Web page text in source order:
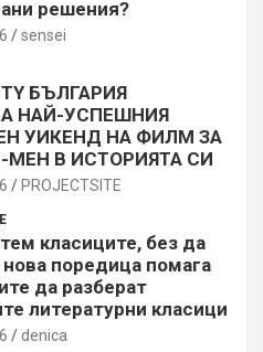
решения?
sensei
БЪЛГАРИЯ
НАЙ-УСПЕШНИЯ
УИКЕНД НА ФИЛМ ЗА
В ИСТОРИЯТА СИ
PROJECTSITЕ
класиците, без да
поредица помага
да разберат
литературни класици
denica